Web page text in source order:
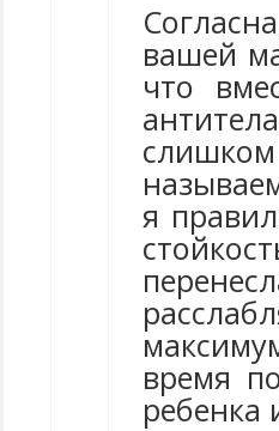
вашей
что
я
время
ребенка